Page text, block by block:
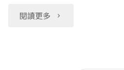
室
物
閱讀更多
"馬